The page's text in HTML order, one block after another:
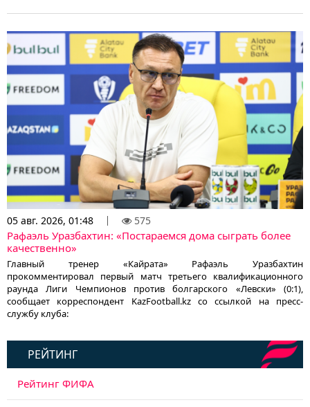
05 авг. 2026, 01:48 575
Рафаэль Уразбахтин: «Постараемся дома сыграть более
качественно»
Главный тренер «Кайрата» Рафаэль Уразбахтин
прокомментировал первый матч третьего квалификационного
раунда Лиги Чемпионов против болгарского «Левски» (0:1),
сообщает корреспондент KazFootball.kz со ссылкой на пресс-
службу клуба:
РЕЙТИНГ
Рейтинг ФИФА